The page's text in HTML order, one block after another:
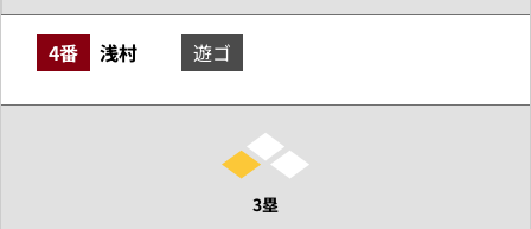
4番 浅村 遊ゴ
3塁